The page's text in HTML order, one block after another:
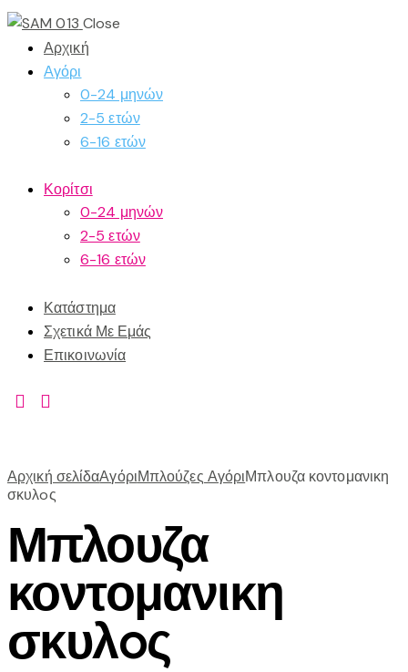
Close
Αρχική
Αγόρι
0-24 μηνών
2-5 ετών
6-16 ετών
Κορίτσι
0-24 μηνών
2-5 ετών
6-16 ετών
Κατάστημα
Σχετικά Με Εμάς
Επικοινωνία
Αρχική σελίδαΑγόριΜπλούζες ΑγόριΜπλουζα κοντομανικη
σκυλoς
Μπλουζα
κοντομανικη
σκυλoς